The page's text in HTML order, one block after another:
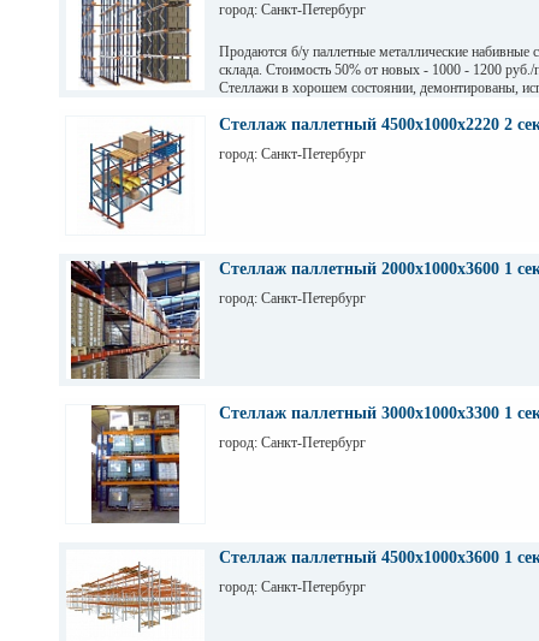
город: Санкт-Петербург
Продаются б/у паллетные металлические набивные
склада. Стоимость 50% от новых - 1000 - 1200 руб./
Стеллажи в хорошем состоянии, демонтированы,
СПб. Высота 7,5 м (4 паллеты), глубина 12,6 м (12
Стеллаж паллетный 4500х1000х2220 2
город: Санкт-Петербург
Стеллаж паллетный 2000х1000х3600 1
город: Санкт-Петербург
Стеллаж паллетный 3000х1000х3300 1
город: Санкт-Петербург
Стеллаж паллетный 4500х1000х3600 1
город: Санкт-Петербург